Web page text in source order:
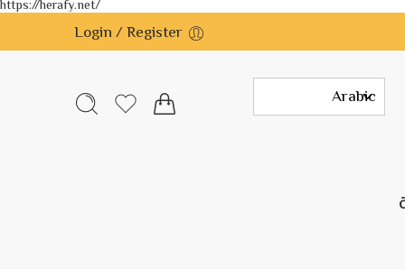
https://herafy.net/
Login / Register